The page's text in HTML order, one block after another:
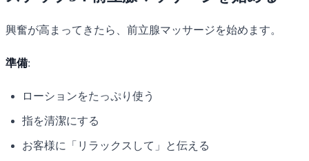
興奮が高まってきたら、前立腺マッサージを始めます。
準備:
ローションをたっぷり使う
指を清潔にする
お客様に「リラックスして」と伝える